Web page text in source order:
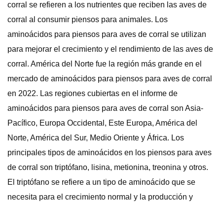
corral se refieren a los nutrientes que reciben las aves de
corral al consumir piensos para animales. Los
aminoácidos para piensos para aves de corral se utilizan
para mejorar el crecimiento y el rendimiento de las aves de
corral. América del Norte fue la región más grande en el
mercado de aminoácidos para piensos para aves de corral
en 2022. Las regiones cubiertas en el informe de
aminoácidos para piensos para aves de corral son Asia-
Pacífico, Europa Occidental, Este Europa, América del
Norte, América del Sur, Medio Oriente y África. Los
principales tipos de aminoácidos en los piensos para aves
de corral son triptófano, lisina, metionina, treonina y otros.
El triptófano se refiere a un tipo de aminoácido que se
necesita para el crecimiento normal y la producción y